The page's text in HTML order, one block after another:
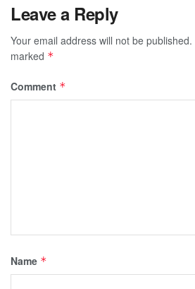
Leave a Reply
Your email address will not be published.
marked *
Comment *
Name *